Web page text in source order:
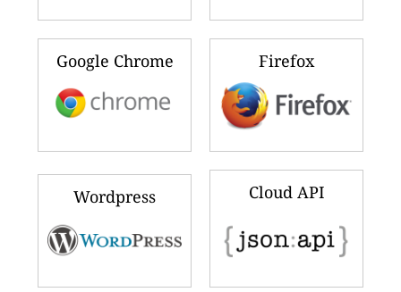
Google Chrome Firefox
Wordpress Cloud API